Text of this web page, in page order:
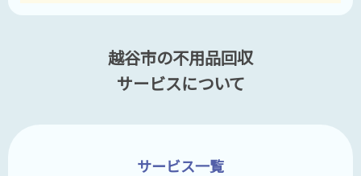
越谷市の不用品回収
サービスについて
サービス一覧